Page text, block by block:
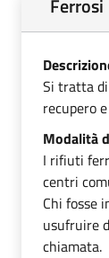
Si tratta
recupero
Modalità
I rifiuti
centri
Chi fosse
usufruire
chiamata.